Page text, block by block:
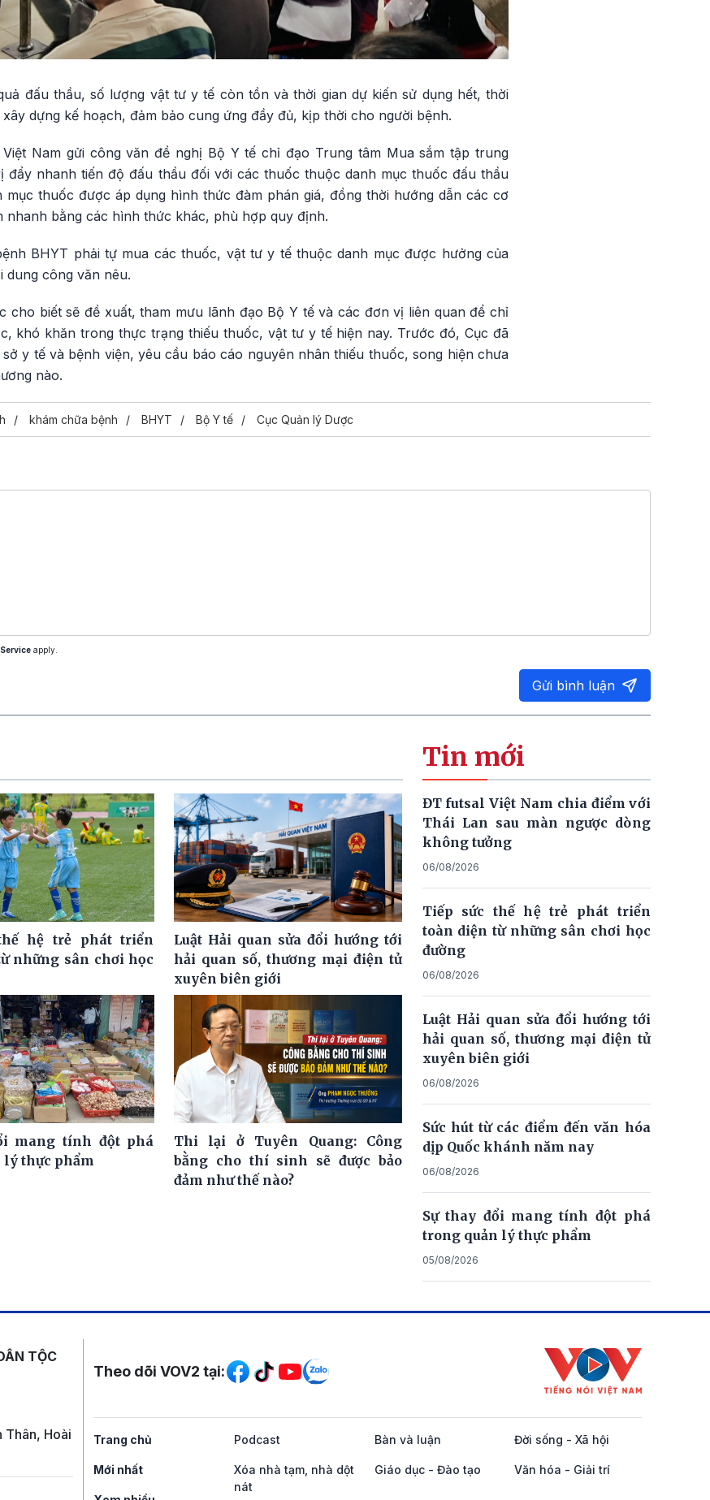
đấu thầu, số lượng vật tư y tế còn tồn và thời gian dự kiến sử dụng hết, thời
dựng kế hoạch, đảm bảo cung ứng đầy đủ, kịp thời cho người bệnh.
Nam gửi công văn đề nghị Bộ Y tế chỉ đạo Trung tâm Mua sắm tập trung
đẩy nhanh tiến độ đấu thầu đối với các thuốc thuộc danh mục thuốc đấu thầu
mục thuốc được áp dụng hình thức đàm phán giá, đồng thời hướng dẫn các cơ
nhanh bằng các hình thức khác, phù hợp quy định.
BHYT phải tự mua các thuốc, vật tư y tế thuộc danh mục được hưởng của
dung công văn nêu.
cho biết sẽ đề xuất, tham mưu lãnh đạo Bộ Y tế và các đơn vị liên quan để chỉ
khó khăn trong thực trạng thiếu thuốc, vật tư y tế hiện nay. Trước đó, Cục đã
y tế và bệnh viện, yêu cầu báo cáo nguyên nhân thiếu thuốc, song hiện chưa
nào.
khám chữa bệnh BHYT Bộ Y tế Cục Quản lý Dược
apply.
Gửi bình luận
hệ trẻ phát triển
những sân chơi học
Luật Hải quan sửa đổi hướng tới
hải quan số, thương mại điện tử
xuyên biên giới
mang tính đột phá
lý thực phẩm
Thi lại ở Tuyên Quang: Công
bằng cho thí sinh sẽ được bảo
đảm như thế nào?
Tin mới
ĐT futsal Việt Nam chia điểm với
Thái Lan sau màn ngược dòng
không tưởng
06/08/2026
Tiếp sức thế hệ trẻ phát triển
toàn diện từ những sân chơi học
đường
06/08/2026
Luật Hải quan sửa đổi hướng tới
hải quan số, thương mại điện tử
xuyên biên giới
06/08/2026
Sức hút từ các điểm đến văn hóa
dịp Quốc khánh năm nay
06/08/2026
Sự thay đổi mang tính đột phá
trong quản lý thực phẩm
05/08/2026
TỘC
Thân, Hoài
Mạng xã hội
Theo dõi VOV2 tại:
Trang chủ
Mới nhất
Podcast Bàn và luận Đời sống - Xã hội
Xóa nhà tạm, nhà dột
nát
Giáo dục - Đào tạo Văn hóa - Giải trí